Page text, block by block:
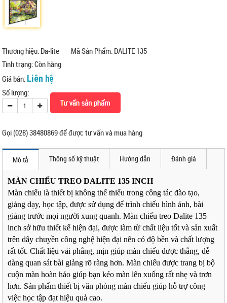
Thương hiệu: Da-lite
Mã Sản Phẩm: DALITE 135
Tình trạng:Còn hàng
Giá bán: Liên hệ
Số lượng:
Gọi (028) 38480869 để được tư vấn và mua hàng
Mô tả Thông số kỹ thuật Hướng dẫn Đánh giá
MÀN CHIẾU TREO DALITE 135 INCH
Màn chiếu là thiết bị không thể thiếu trong công tác đào tạo,
giảng dạy, học tập, được sử dụng để trình chiếu hình ảnh, bài
giảng trước mọi người xung quanh. Màn chiếu treo Dalite 135
inch sở hữu thiết kế hiện đại, được làm từ chất liệu tốt và sản xuất
trên dây chuyền công nghệ hiện đại nên có độ bền và chất lượng
rất tốt. Chất liệu vải phẳng, mịn giúp màn chiếu được thẳng, dễ
dàng quan sát bài giảng rõ ràng hơn. Màn chiếu được trang bị bộ
cuộn màn hoàn hảo giúp bạn kéo màn lên xuống rất nhẹ và trơn
hơn. Sản phẩm thiết bị văn phòng màn chiếu giúp hỗ trợ công
việc học tập đạt hiệu quả cao.